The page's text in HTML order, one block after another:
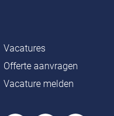
Vacatures
Offerte aanvragen
Vacature melden